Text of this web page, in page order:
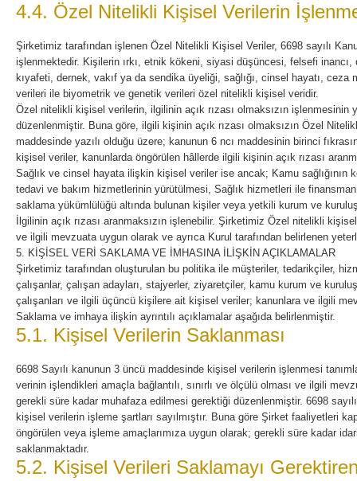
4.4. Özel Nitelikli Kişisel Verilerin
Şirketimiz tarafından işlenen Özel Nitelikli Kişisel Veriler, 6698 sayılı
işlenmektedir. Kişilerin ırkı, etnik kökeni, siyasi düşüncesi, felsefi inancı,
kıyafeti, dernek, vakıf ya da sendika üyeliği, sağlığı, cinsel hayatı,
verileri ile biyometrik ve genetik verileri özel nitelikli kişisel veridir.
Özel nitelikli kişisel verilerin, ilgilinin açık rızası olmaksızın işlenmesinin
düzenlenmiştir. Buna göre, ilgili kişinin açık rızası olmaksızın Özel
maddesinde yazılı olduğu üzere; kanunun 6 ncı maddesinin birinci
kişisel veriler, kanunlarda öngörülen hâllerde ilgili kişinin açık rızası
Sağlık ve cinsel hayata ilişkin kişisel veriler ise ancak; Kamu sağlığının
tedavi ve bakım hizmetlerinin yürütülmesi, Sağlık hizmetleri ile
saklama yükümlülüğü altında bulunan kişiler veya yetkili kurum ve
İlgilinin açık rızası aranmaksızın işlenebilir. Şirketimiz Özel nitelikli
ve ilgili mevzuata uygun olarak ve ayrıca Kurul tarafından belirlenen
5. KİŞİSEL VERİ SAKLAMA VE İMHASINA İLİŞKİN AÇIKLAMALAR
Şirketimiz tarafından oluşturulan bu politika ile müşteriler, tedarikçiler,
çalışanlar, çalışan adayları, stajyerler, ziyaretçiler, kamu kurum ve
çalışanları ve ilgili üçüncü kişilere ait kişisel veriler; kanunlara ve ilgili
Saklama ve imhaya ilişkin ayrıntılı açıklamalar aşağıda belirlenmiştir.
5.1. Kişisel Verilerin Saklanması
6698 Sayılı kanunun 3 üncü maddesinde kişisel verilerin işlenmesi
verinin işlendikleri amaçla bağlantılı, sınırlı ve ölçülü olması ve ilgili
gerekli süre kadar muhafaza edilmesi gerektiği düzenlenmiştir. 6698
kişisel verilerin işleme şartları sayılmıştır. Buna göre Şirket faaliyetleri
öngörülen veya işleme amaçlarımıza uygun olarak; gerekli süre kadar
saklanmaktadır.
5.2. Kişisel Verileri Saklamayı